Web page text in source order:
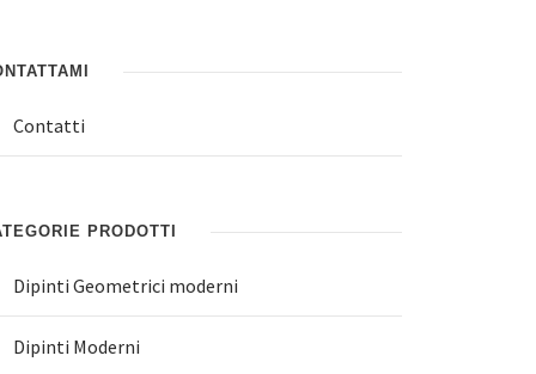
Contatti
PRODOTTI
Dipinti Geometrici moderni
Dipinti Moderni